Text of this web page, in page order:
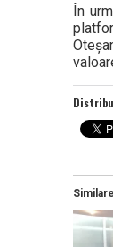
În
Similare